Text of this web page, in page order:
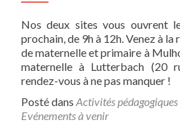
Nos deux sites vous ouvrent
prochain, de 9h à 12h. Venez à
de maternelle et primaire à
maternelle à Lutterbach (20
rendez-vous à ne pas manquer !
Posté dans Activités pédagogiques
Evénements à venir